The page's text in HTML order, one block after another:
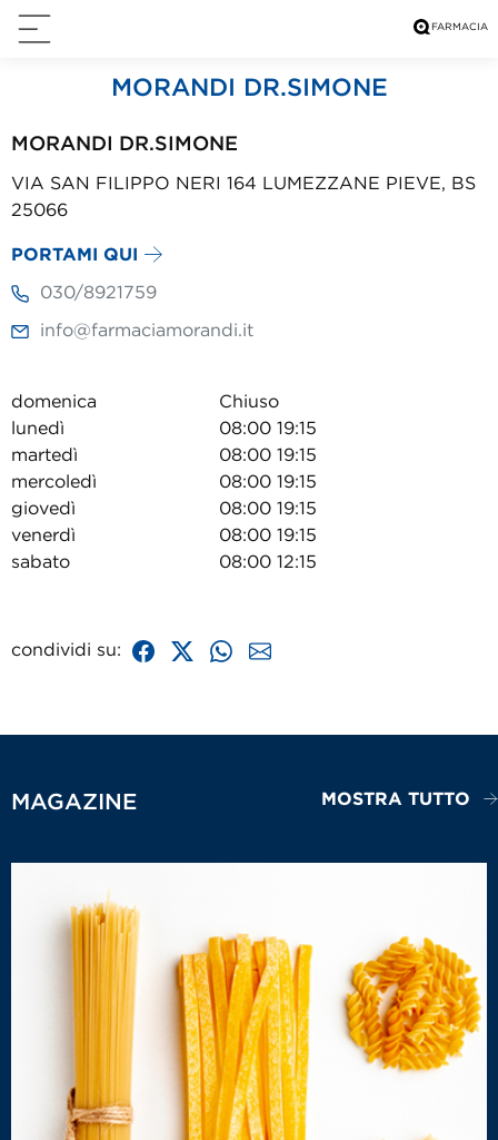
MORANDI DR.SIMONE
MORANDI DR.SIMONE
VIA SAN FILIPPO NERI 164 LUMEZZANE PIEVE, BS
25066
PORTAMI QUI
030/8921759
info@farmaciamorandi.it
domenica
Chiuso
lunedì
08:00 19:15
martedì
08:00 19:15
mercoledì
08:00 19:15
giovedì
08:00 19:15
venerdì
08:00 19:15
sabato
08:00 12:15
condividi su:
MAGAZINE MOSTRA TUTTO